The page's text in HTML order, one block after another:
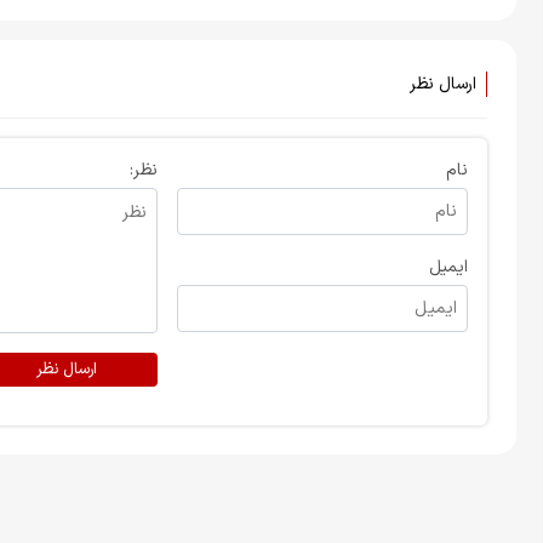
ارسال نظر
نام
ایمیل
نظر:
ارسال نظر